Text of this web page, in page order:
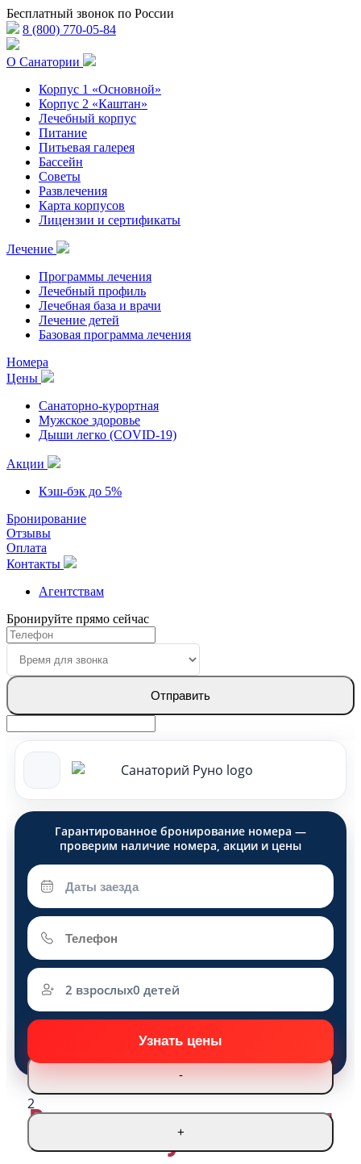
Бесплатный звонок по России
8 (800) 770-05-84
О Санатории
Корпус 1 «Основной»
Корпус 2 «Каштан»
Лечебный корпус
Питание
Питьевая галерея
Бассейн
Советы
Развлечения
Карта корпусов
Лицензии и сертификаты
Лечение
Программы лечения
Лечебный профиль
Лечебная база и врачи
Лечение детей
Базовая программа лечения
Номера
Цены
Санаторно-курортная
Мужское здоровье
Дыши легко (COVID-19)
Акции
Кэш-бэк до 5%
Бронирование
Отзывы
Оплата
Контакты
Агентствам
Бронируйте прямо сейчас
Отправить
2 взрослых0 детей
Взрослые
-
2
+
Развлечения в санатории
«Руно»